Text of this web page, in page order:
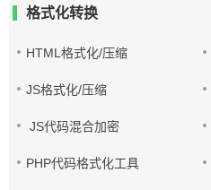
格式化转换
HTML格式化/压缩
JS格式化/压缩
JS代码混合加密
PHP代码格式化工具